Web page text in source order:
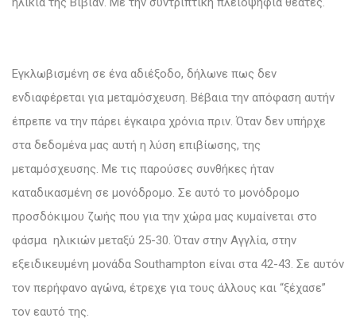
Εγκλωβισμένη σε ένα αδιέξοδο, δήλωνε πως δεν
ενδιαφέρεται για μεταμόσχευση. Βέβαια την απόφαση αυτήν
έπρεπε να την πάρει έγκαιρα χρόνια πριν. Όταν δεν υπήρχε
στα δεδομένα μας αυτή η λύση επιβίωσης, της
μεταμόσχευσης. Με τις παρούσες συνθήκες ήταν
καταδικασμένη σε μονόδρομο. Σε αυτό το μονόδρομο
προσδόκιμου ζωής που για την χώρα μας κυμαίνεται στο
φάσμα ηλικιών μεταξύ 25-30. Όταν στην Αγγλία, στην
εξειδικευμένη μονάδα Southampton είναι στα 42-43. Σε αυτόν
τον περήφανο αγώνα, έτρεχε για τους άλλους και “ξέχασε”
τον εαυτό της.